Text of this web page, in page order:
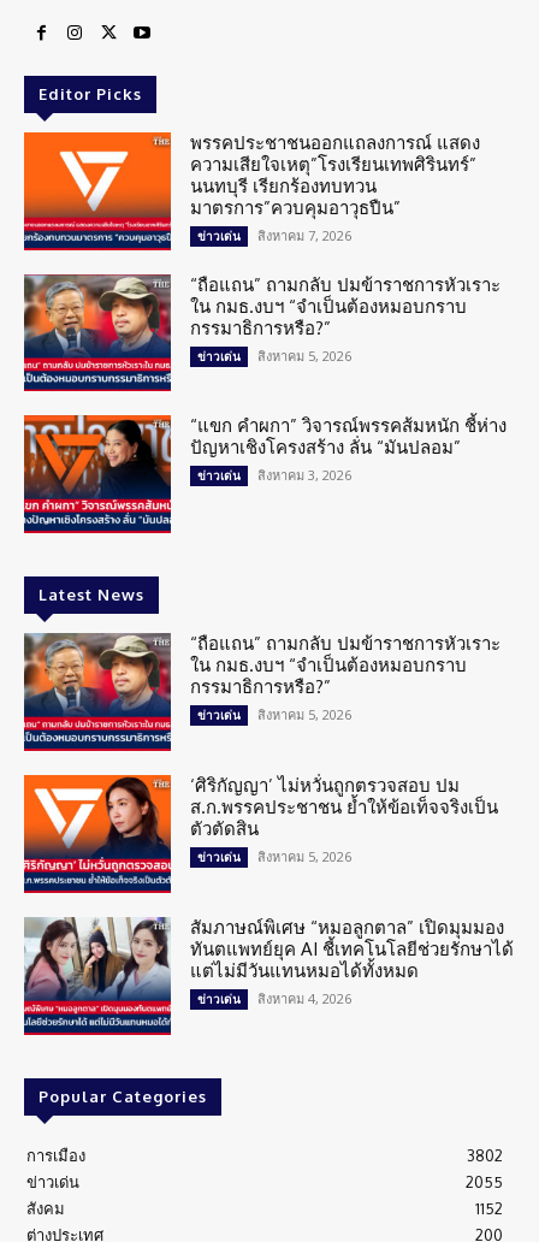
Editor Picks
พรรคประชาชนออกแถลงการณ์ แสดง
ความเสียใจเหตุ”โรงเรียนเทพศิรินทร์”
นนทบุรี เรียกร้องทบทวน
มาตรการ”ควบคุมอาวุธปืน”
ข่าวเด่น สิงหาคม 7, 2026
“ถือแถน” ถามกลับ ปมข้าราชการหัวเราะ
ใน กมธ.งบฯ “จำเป็นต้องหมอบกราบ
กรรมาธิการหรือ?”
ข่าวเด่น สิงหาคม 5, 2026
“แขก คำผกา” วิจารณ์พรรคส้มหนัก ชี้ห่าง
ปัญหาเชิงโครงสร้าง ลั่น “มันปลอม”
ข่าวเด่น สิงหาคม 3, 2026
Latest News
“ถือแถน” ถามกลับ ปมข้าราชการหัวเราะ
ใน กมธ.งบฯ “จำเป็นต้องหมอบกราบ
กรรมาธิการหรือ?”
ข่าวเด่น สิงหาคม 5, 2026
‘ศิริกัญญา’ ไม่หวั่นถูกตรวจสอบ ปม
ส.ก.พรรคประชาชน ย้ำให้ข้อเท็จจริงเป็น
ตัวตัดสิน
ข่าวเด่น สิงหาคม 5, 2026
สัมภาษณ์พิเศษ “หมอลูกตาล” เปิดมุมมอง
ทันตแพทย์ยุค AI ชี้เทคโนโลยีช่วยรักษาได้
แต่ไม่มีวันแทนหมอได้ทั้งหมด
ข่าวเด่น สิงหาคม 4, 2026
Popular Categories
การเมือง
3802
ข่าวเด่น
2055
สังคม
1152
ต่างประเทศ
200